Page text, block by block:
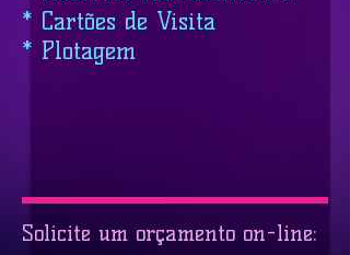
* Cartões de Visita
* Plotagem
Solicite um orçamento on-line: